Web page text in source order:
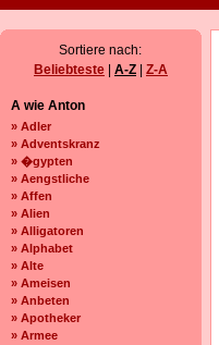
Sortiere nach:
Beliebteste
A-Z Z-A
A wie Anton
» Adler
» Adventskranz
» �gypten
» Aengstliche
» Affen
» Alien
» Alligatoren
» Alphabet
» Alte
» Ameisen
» Anbeten
» Apotheker
» Armee